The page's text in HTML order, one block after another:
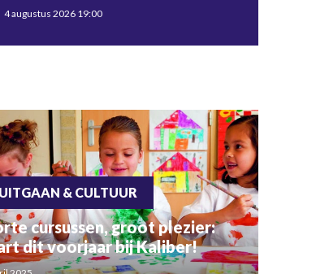
4 augustus 2026 19:00
UITGAAN & CULTUUR
cursussen, groot plezier:
dit voorjaar bij Kaliber!